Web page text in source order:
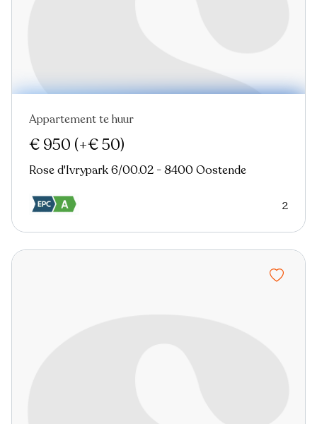
Nieuw
Appartement te huur
€ 950 (+€ 50)
Rose d'Ivrypark 6/00.02 - 8400 Oostende
2